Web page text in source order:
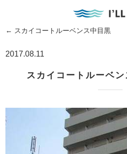
← スカイコートルーベンス中目黒
2017.08.11
スカイコートルーベ